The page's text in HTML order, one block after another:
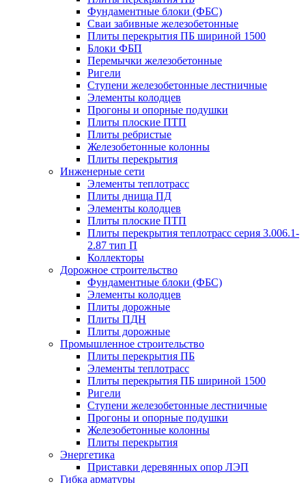
Фундаментные блоки (ФБС)
Сваи забивные железобетонные
Плиты перекрытия ПБ шириной 1500
Блоки ФБП
Перемычки железобетонные
Ригели
Ступени железобетонные лестничные
Элементы колодцев
Прогоны и опорные подушки
Плиты плоские ПТП
Плиты ребристые
Железобетонные колонны
Плиты перекрытия
Инженерные сети
Элементы теплотрасс
Плиты днища ПД
Элементы колодцев
Плиты плоские ПТП
Плиты перекрытия теплотрасс серия 3.006.1-
2.87 тип П
Коллекторы
Дорожное строительство
Фундаментные блоки (ФБС)
Элементы колодцев
Плиты дорожные
Плиты ПДН
Плиты дорожные
Промышленное строительство
Плиты перекрытия ПБ
Элементы теплотрасс
Плиты перекрытия ПБ шириной 1500
Ригели
Ступени железобетонные лестничные
Прогоны и опорные подушки
Железобетонные колонны
Плиты перекрытия
Энергетика
Приставки деревянных опор ЛЭП
Гибка арматуры